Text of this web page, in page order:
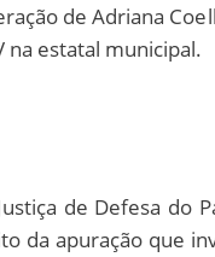
de Adriana
na estatal municipal.
de Defesa do
da apuração que